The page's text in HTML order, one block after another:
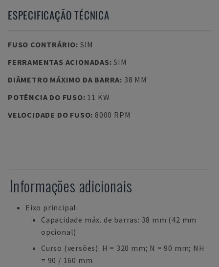
ESPECIFICAÇÃO TÉCNICA
FUSO CONTRÁRIO: SIM
FERRAMENTAS ACIONADAS:SIM
DIÂMETRO MÁXIMO DA BARRA: 38 MM
POTÊNCIA DO FUSO: 11 KW
VELOCIDADE DO FUSO: 8000 RPM
Informações adicionais
Eixo principal:
Capacidade máx. de barras: 38 mm (42 mm
opcional)
Curso (versões): H = 320 mm; N = 90 mm; NH
= 90 / 160 mm